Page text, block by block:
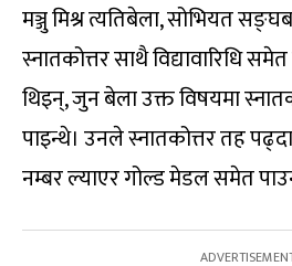
मञ्जु मिश्र त्यतिबेला, सोभियत
स्नातकोत्तर साथै विद्यावारिधि
थिइन्, जुन बेला उक्त विषयमा
पाइन्थे। उनले स्नातकोत्तर तह
नम्बर ल्याएर गोल्ड मेडल समेत